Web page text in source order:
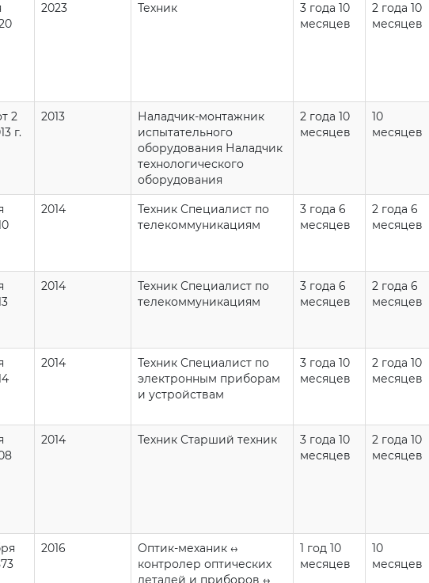
2023 Техник
3 года 10
месяцев
2 года 10
месяцев
2
г.
2013
Наладчик-монтажник
испытательного
оборудования Наладчик
технологического
оборудования
2 года 10
месяцев
10
месяцев
2014
Техник Специалист по
телекоммуникациям
3 года 6
месяцев
2 года 6
месяцев
2014
Техник Специалист по
телекоммуникациям
3 года 6
месяцев
2 года 6
месяцев
2014
Техник Специалист по
электронным приборам
и устройствам
3 года 10
месяцев
2 года 10
месяцев
2014 Техник Старший техник
3 года 10
месяцев
2 года 10
месяцев
2016
Оптик-механик ↔️
контролер оптических
деталей и приборов ↔️
1 год 10
месяцев
10
месяцев